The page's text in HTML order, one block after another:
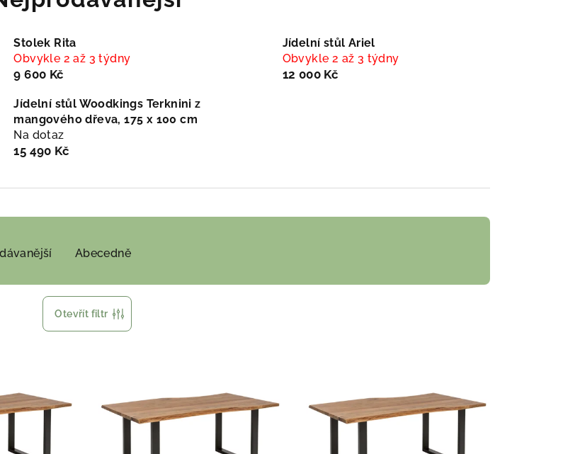
Stolek Rita
Obvykle 2 až 3 týdny
9 600 Kč
Jídelní stůl Ariel
Obvykle 2 až 3 týdny
12 000 Kč
Jídelní stůl Woodkings Terknini z
mangového dřeva, 175 x 100 cm
Na dotaz
15 490 Kč
Abecedně
Otevřít filtr